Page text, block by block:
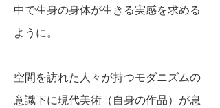
中で生身の身体が生きる実感を求める
ように。
空間を訪れた人々が持つモダニズムの
意識下に現代美術（自身の作品）が息